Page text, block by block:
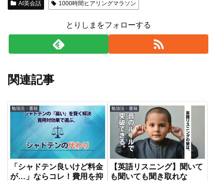
AI英会話 1000時間ヒアリングマラソン
とりしまをフォローする
関連記事
勉強法・書籍
「シャドテン良いけど料金
が…」ならコレ！費用を抑
勉強法・書籍
【英語リスニング】聞いて
も聞いても聞き取れな